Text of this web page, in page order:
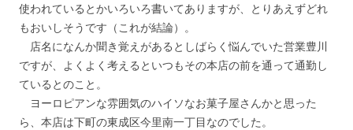
使われているとかいろいろ書いてありますが、とりあえずどれ
もおいしそうです（これが結論）。
店名になんか聞き覚えがあるとしばらく悩んでいた営業豊川
ですが、よくよく考えるといつもその本店の前を通って通勤し
ているとのこと。
ヨーロピアンな雰囲気のハイソなお菓子屋さんかと思った
ら、本店は下町の東成区今里南一丁目なのでした。